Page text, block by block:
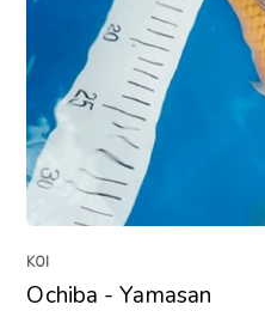
KOI
Ochiba - Yamasan